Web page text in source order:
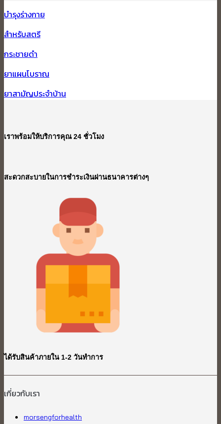
บำรุงร่างกาย
สำหรับสตรี
กระชายดำ
ยาแผนโบราณ
ยาสามัญประจำบ้าน
เราพร้อมให้บริการคุณ 24 ชั่วโมง
สะดวกสะบายในการชำระเงินผ่านธนาคารต่างๆ
ได้รับสินค้าภายใน 1-2 วันทำการ
เกี่ยวกับเรา​
morsengforhealth